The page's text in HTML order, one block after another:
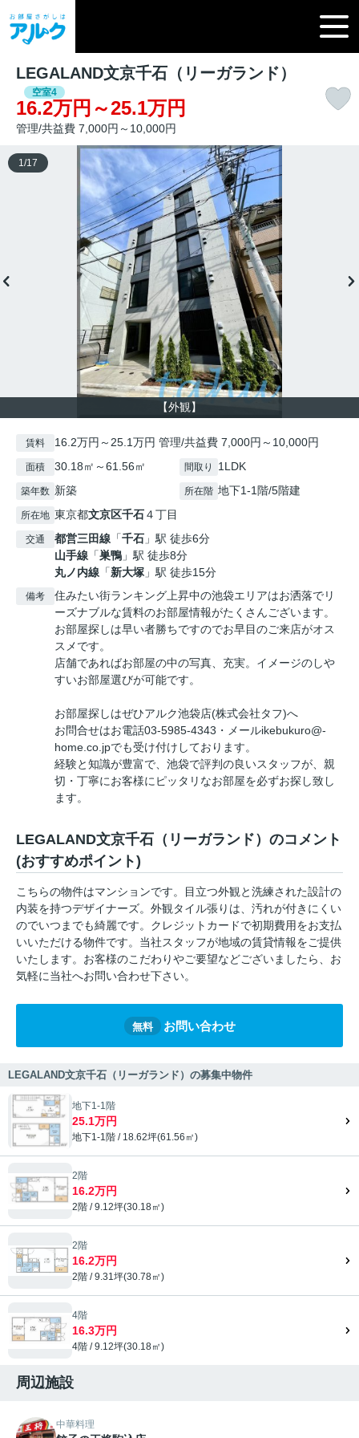
LEGALAND文京千石（リーガランド）
空室4
16.2万円～25.1万円
管理/共益費 7,000円～10,000円
【外観】
1 /17
賃料 16.2万円～25.1万円 管理/共益費 7,000円～10,000円
面積 30.18㎡～61.56㎡ 間取り 1LDK
築年数 新築 所在階 地下1-1階/5階建
所在地 東京都文京区千石４丁目
交通 都営三田線 「千石 」駅 徒歩6分
山手線 「巣鴨 」駅 徒歩8分
丸ノ内線 「新大塚 」駅 徒歩15分
備考
住みたい街ランキング上昇中の池袋エリアはお洒落でリ
ーズナブルな賃料のお部屋情報がたくさんございます。
お部屋探しは早い者勝ちですのでお早目のご来店がオス
スメです。
店舗であればお部屋の中の写真、充実。イメージのしや
すいお部屋選びが可能です。
お部屋探しはぜひアルク池袋店(株式会社タフ)へ
お問合せはお電話03-5985-4343・メールikebukuro@-
home.co.jpでも受け付けしております。
経験と知識が豊富で、池袋で評判の良いスタッフが、親
切・丁寧にお客様にピッタリなお部屋を必ずお探し致し
ます。
LEGALAND文京千石（リーガランド）のコメント
(おすすめポイント)
こちらの物件はマンションです。目立つ外観と洗練された設計の
内装を持つデザイナーズ。外観タイル張りは、汚れが付きにくい
のでいつまでも綺麗です。クレジットカードで初期費用をお支払
いいただける物件です。当社スタッフが地域の賃貸情報をご提供
いたします。お客様のこだわりやご要望などございましたら、お
気軽に当社へお問い合わせ下さい。
無料 お問い合わせ
LEGALAND文京千石（リーガランド）の募集中物件
地下1-1階
25.1万円
地下1-1階 / 18.62坪(61.56㎡)
2階
16.2万円
2階 / 9.12坪(30.18㎡)
2階
16.2万円
2階 / 9.31坪(30.78㎡)
4階
16.3万円
4階 / 9.12坪(30.18㎡)
周辺施設
中華料理